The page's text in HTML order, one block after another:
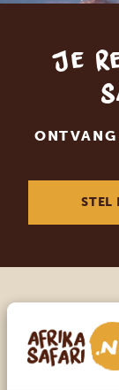
Je
ONTVANG
STEL
ONZE